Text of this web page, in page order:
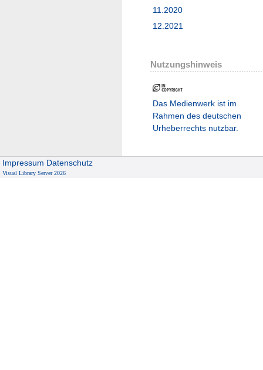
11.2020
12.2021
Nutzungshinweis
Das Medienwerk ist im
Rahmen des deutschen
Urheberrechts nutzbar.
Impressum Datenschutz
Visual Library Server 2026